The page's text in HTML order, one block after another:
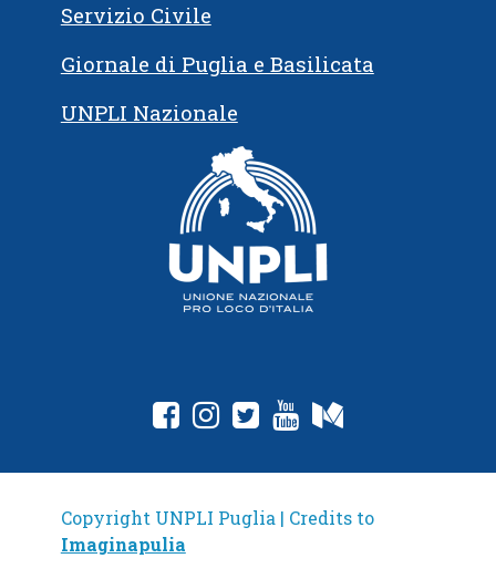
Servizio Civile
Giornale di Puglia e Basilicata
UNPLI Nazionale
Copyright UNPLI Puglia | Credits to
Imaginapulia